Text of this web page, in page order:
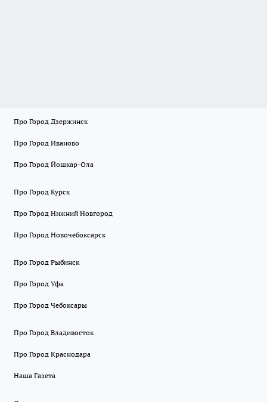
Про Город Дзержинск
Про Город Иваново
Про Город Йошкар-Ола
Про Город Курск
Про Город Нижний Новгород
Про Город Новочебоксарск
Про Город Рыбинск
Про Город Уфа
Про Город Чебоксары
Про Город Владивосток
Про Город Краснодара
Наша Газета